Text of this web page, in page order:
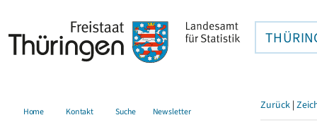
Home Kontakt Suche Newsletter Zurück |